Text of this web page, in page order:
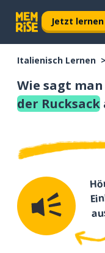
Jetzt lernen
Italienisch Lernen
Wie sagt man
der Rucksack